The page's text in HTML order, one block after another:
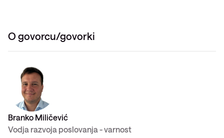
O govorcu/govorki
Branko Miličević
Vodja razvoja poslovanja - varnost